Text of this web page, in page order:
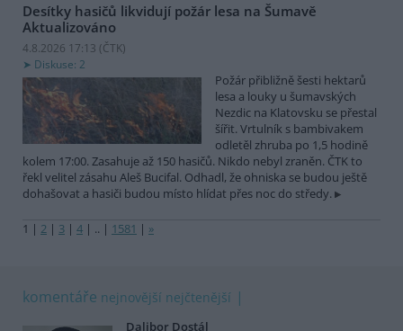
Desítky hasičů likvidují požár lesa na Šumavě
Aktualizováno
4.8.2026 17:13 (ČTK)
Diskuse: 2
Požár přibližně šesti hektarů
lesa a louky u šumavských
Nezdic na Klatovsku se přestal
šířit. Vrtulník s bambivakem
odletěl zhruba po 1,5 hodině
kolem 17:00. Zasahuje až 150 hasičů. Nikdo nebyl zraněn. ČTK to
řekl velitel zásahu Aleš Bucifal. Odhadl, že ohniska se budou ještě
dohašovat a hasiči budou místo hlídat přes noc do středy.
1 | 2 | 3 | 4 | .. | 1581 | »
komentáře nejnovější nejčtenější
Dalibor Dostál